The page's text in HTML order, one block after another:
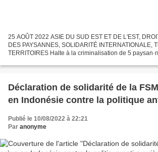
25 AOÛT 2022 ASIE DU SUD EST ET DE L'EST,
DES PAYSANNES, SOLIDARITÉ INTERNATIONALE,
TERRITOIRES Halte à la criminalisation de 5
Déclaration de solidarité de la
en Indonésie contre la politique
Publié le 10/08/2022 à 22:21
Par anonyme